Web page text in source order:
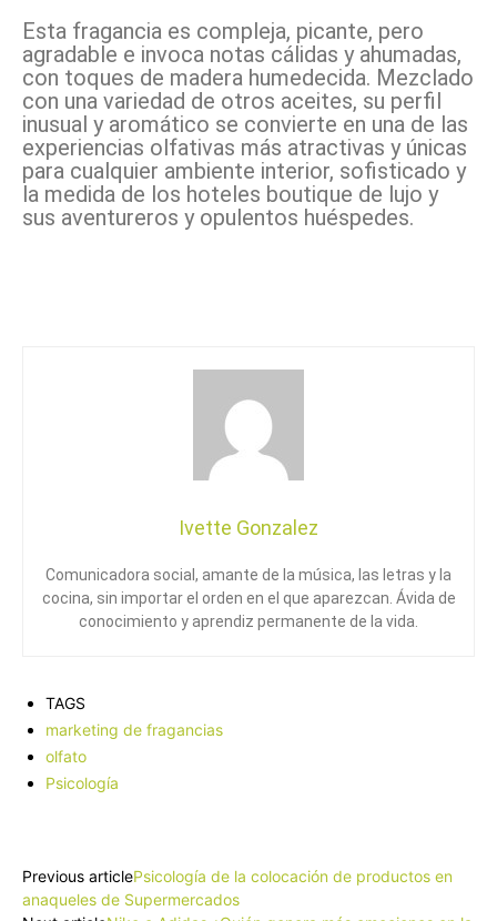
Esta fragancia es compleja, picante, pero
agradable e invoca notas cálidas y ahumadas,
con toques de madera humedecida. Mezclado
con una variedad de otros aceites, su perfil
inusual y aromático se convierte en una de las
experiencias olfativas más atractivas y únicas
para cualquier ambiente interior, sofisticado y
la medida de los hoteles boutique de lujo y
sus aventureros y opulentos huéspedes.
Ivette Gonzalez
Comunicadora social, amante de la música, las letras y la
cocina, sin importar el orden en el que aparezcan. Ávida de
conocimiento y aprendiz permanente de la vida.
TAGS
marketing de fragancias
olfato
Psicología
Previous articlePsicología de la colocación de productos en
anaqueles de Supermercados